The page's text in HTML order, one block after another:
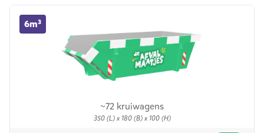
~72 kruiwagens
350 (L) x 180 (B) x 100 (H)
6m³
6m³ container huren